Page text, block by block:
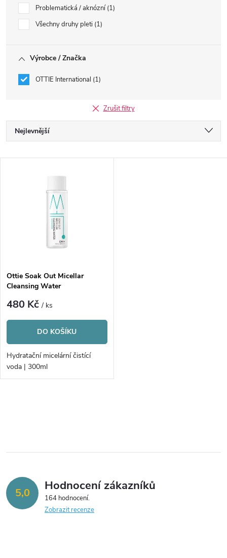
Problematická / aknózní 1
Všechny druhy pleti 1
Výrobce / Značka
OTTIE International 1
Zrušit filtry
Ř
a
p
r
o
d
u
ů
Nejlevnější
s
p
r
o
d
t
ů
Ottie Soak Out Micellar
Cleansing Water
480 Kč/ ks
DO KOŠÍKU
Hydratační micelární čistící
voda | 300ml
l
d
a
5,0 Hodnocení zákazníků
164 hodnocení
Zobrazit recenze